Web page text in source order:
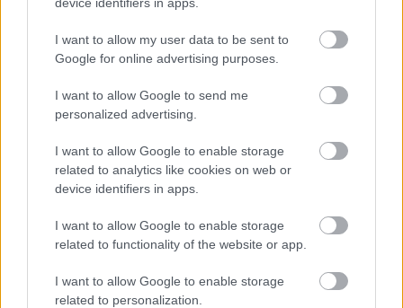
I want to allow my user data to be sent to
Google for online advertising purposes.
I want to allow Google to send me
personalized advertising.
I want to allow Google to enable storage
related to analytics like cookies on web or
device identifiers in apps.
I want to allow Google to enable storage
related to functionality of the website or app.
I want to allow Google to enable storage
related to personalization.
amik időnként az Evil Deadkorszakára
emlékeztettek. Bár ez sok lényegi dolgot nem
befolyásol, csak az összességében egyébként szép
felvételek között lóg ki egy kicsit, ugyanis a
fényképezésre és a további színesítő elemekre nem
lehet panasz. Sőt, ezek is nagyban hozzájárultak
ahhoz, természetesen a színészi játékkal
egyetemben, hogy a The Wailing nem csupán egy
szimpla iparosmunka lett a horror, thriller és ezek
alműfajainak keresztezéseivel, hanem érzelmi síkon
is szépen teljesít, amivel sikerült pluszt adni a
ösvényeken jár a film.